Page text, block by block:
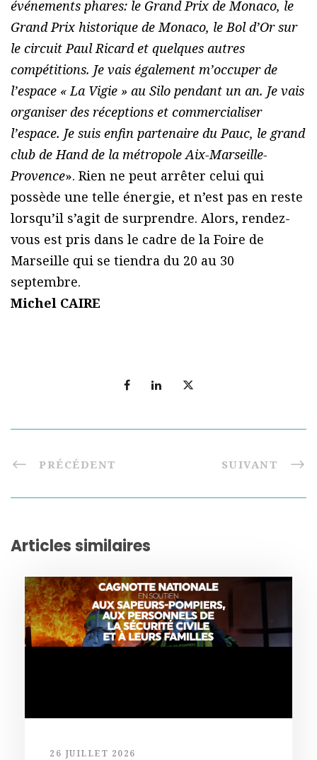
événements phares: le Grand Prix de Monaco, le
Grand Prix historique de Monaco, le Bol d’Or sur
le circuit Paul Ricard et quelques autres
compétitions. Je vais également m’occuper de
l’espace « La Vigie » au Silo pendant un an. Je vais
organiser des réceptions et commercialiser
l’espace. Je suis enfin partenaire du Pauc, le grand
club de Hand de la métropole Aix-Marseille-
Provence». Rien ne peut arrêter celui qui
possède une telle énergie, et n’est pas en reste
lorsqu’il s’agit de surprendre. Alors, rendez-
vous est pris dans le cadre de la Foire de
Marseille qui se tiendra du 20 au 30
septembre.
Michel CAIRE
PRÉCÉDENT SUIVANT
Articles similaires
26 JUILLET 2026